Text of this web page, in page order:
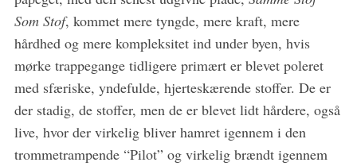
Som Stof, kommet mere tyngde, mere kraft, mere
hårdhed og mere kompleksitet ind under byen, hvis
mørke trappegange tidligere primært er blevet poleret
med sfæriske, yndefulde, hjerteskærende stoffer. De er
der stadig, de stoffer, men de er blevet lidt hårdere, også
live, hvor der virkelig bliver hamret igennem i den
trommetrampende “Pilot” og virkelig brændt igennem
S
e
a
r